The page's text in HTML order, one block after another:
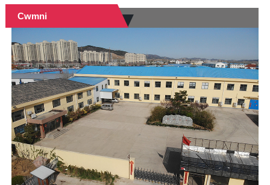
Cwmni